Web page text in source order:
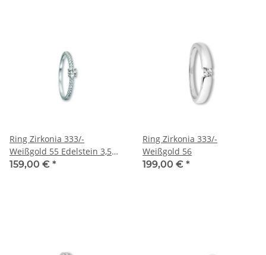
Ring Zirkonia 333/-
Weißgold 55 Edelstein 3,5
mm
159,00 € *
Ring Zirkonia 333/-
Weißgold 56
199,00 € *